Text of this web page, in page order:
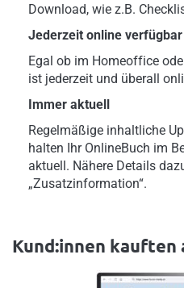
Download, wie z.B.
Jederzeit online verfügbar
Egal ob im Homeoffice
ist jederzeit und überall
Immer aktuell
Regelmäßige inhaltliche
halten Ihr OnlineBuch im
aktuell. Nähere Details
„Zusatzinformation“.
Kund:innen kauften